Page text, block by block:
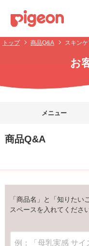
トップ 商品Q&A スキンケ
お
メニュー
商品Q&A
「商品名」と「知りた
スペースを入れてください